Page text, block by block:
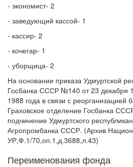
- экономист- 2
- заведующий кассой- 1
- кассир- 2
- кочегар- 1
- уборщица- 2
На основании приказа Удмуртской
Госбанка СССР №140 от 23 декабря
1988 года в связи с реорганизацией
Граховское отделение Госбанка
подчинение Удмуртского
Агропромбанка СССР. (Архив
УР,Ф.1/70,оп.1,д.3688,л.43)
Переименования фонда